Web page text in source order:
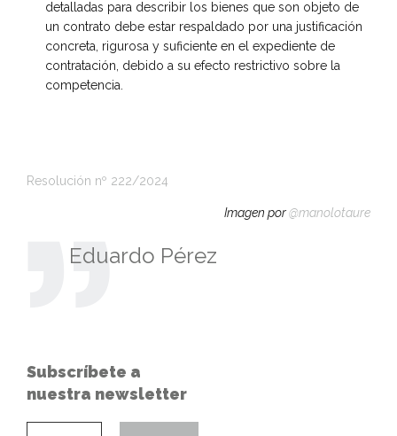
detalladas para describir los bienes que son objeto de
un contrato debe estar respaldado por una justificación
concreta, rigurosa y suficiente en el expediente de
contratación, debido a su efecto restrictivo sobre la
competencia.
Resolución nº 222/2024
Imagen por@manolotaure
Eduardo Pérez
Subscríbete a
nuestra newsletter